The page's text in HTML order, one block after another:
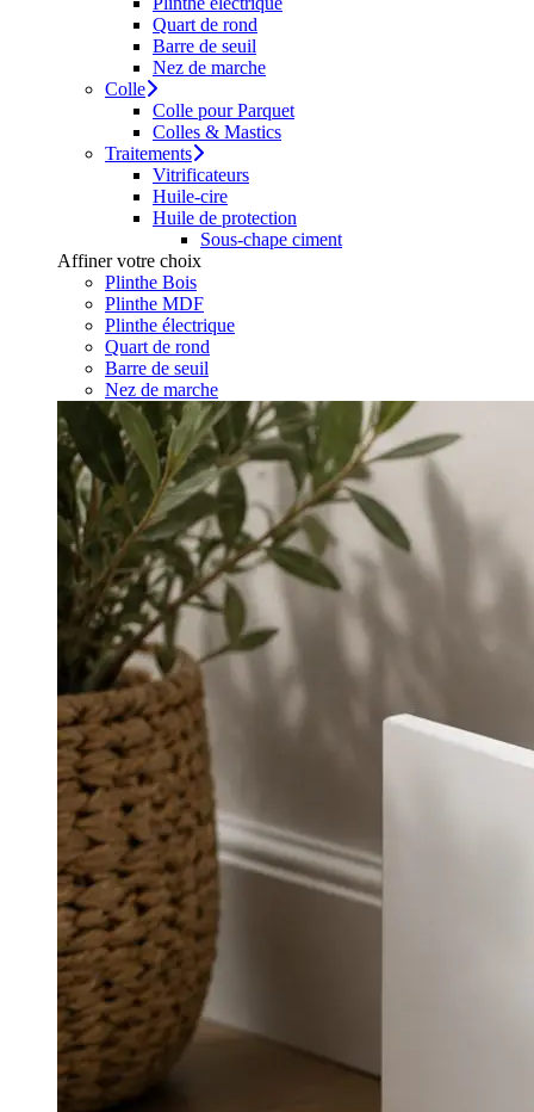
Quart de rond
Barre de seuil
Nez de marche
Colle
Colle pour Parquet
Colles & Mastics
Traitements
Vitrificateurs
Huile-cire
Huile de protection
Sous-chape ciment
Affiner votre choix
Plinthe Bois
Plinthe MDF
Plinthe électrique
Quart de rond
Barre de seuil
Nez de marche